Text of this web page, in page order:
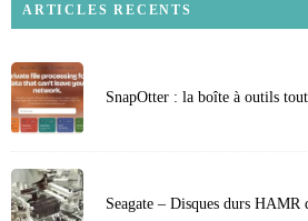
ARTICLES RECENTS
SnapOtter : la boîte à outils
Seagate – Disques durs HAMR